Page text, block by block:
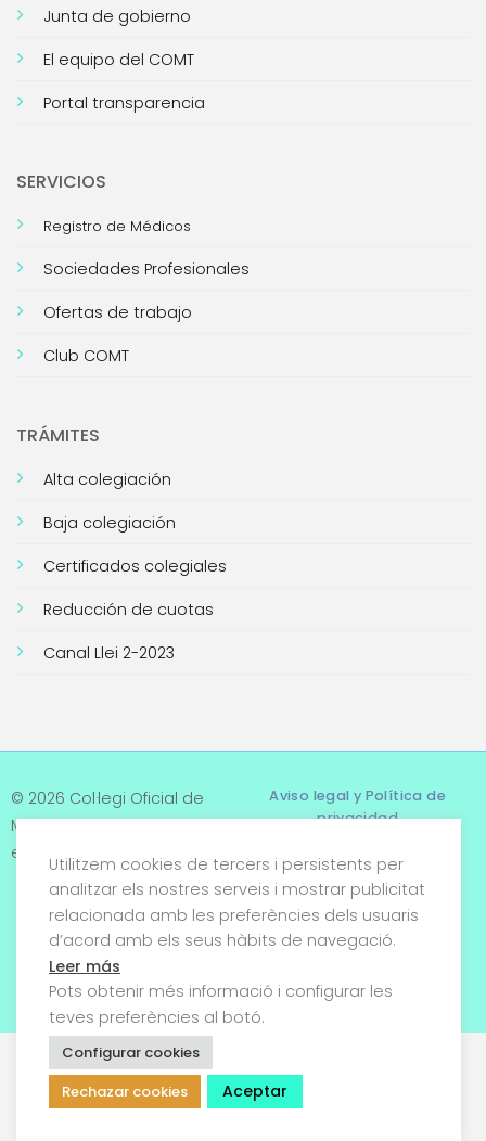
Junta de gobierno
El equipo del COMT
Portal transparencia
SERVICIOS
Registro de Médicos
Sociedades Profesionales
Ofertas de trabajo
Club COMT
TRÁMITES
Alta colegiación
Baja colegiación
Certificados colegiales
Reducción de cuotas
Canal Llei 2-2023
© 2026 Col·legi Oficial de
Metges de Tarragona. Tots
els drets reservats
Aviso legal y Política de
privacidad
Términos y condiciones
Política de cookies
Utilitzem cookies de tercers i persistents per
analitzar els nostres serveis i mostrar publicitat
relacionada amb les preferències dels usuaris
d’acord amb els seus hàbits de navegació.
Leer más
Pots obtenir més informació i configurar les
teves preferències al botó.
Configurar cookies
Rechazar cookies
Aceptar